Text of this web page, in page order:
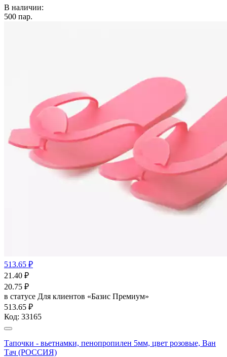
В наличии:
500 пар.
513.65 ₽
21.40 ₽
20.75 ₽
в статусе Для клиентов «Базис Премиум»
513.65 ₽
Код: 33165
Тапочки - вьетнамки, пенопропилен 5мм, цвет розовые, Ван
Тач (РОССИЯ)